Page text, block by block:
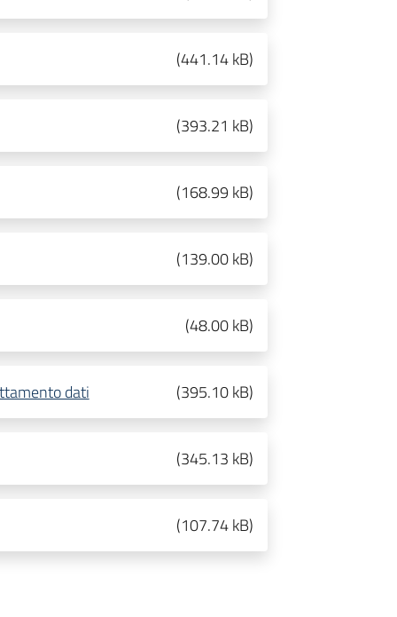
(441.14 kB)
(393.21 kB)
(168.99 kB)
(139.00 kB)
(48.00 kB)
dati (395.10 kB)
(345.13 kB)
(107.74 kB)